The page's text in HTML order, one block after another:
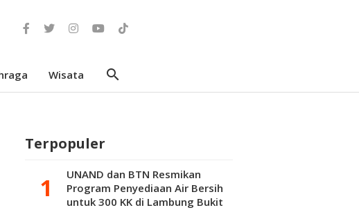
Wisata search
Terpopuler
UNAND dan BTN Resmikan
Program Penyediaan Air Bersih
untuk 300 KK di Lambung Bukit